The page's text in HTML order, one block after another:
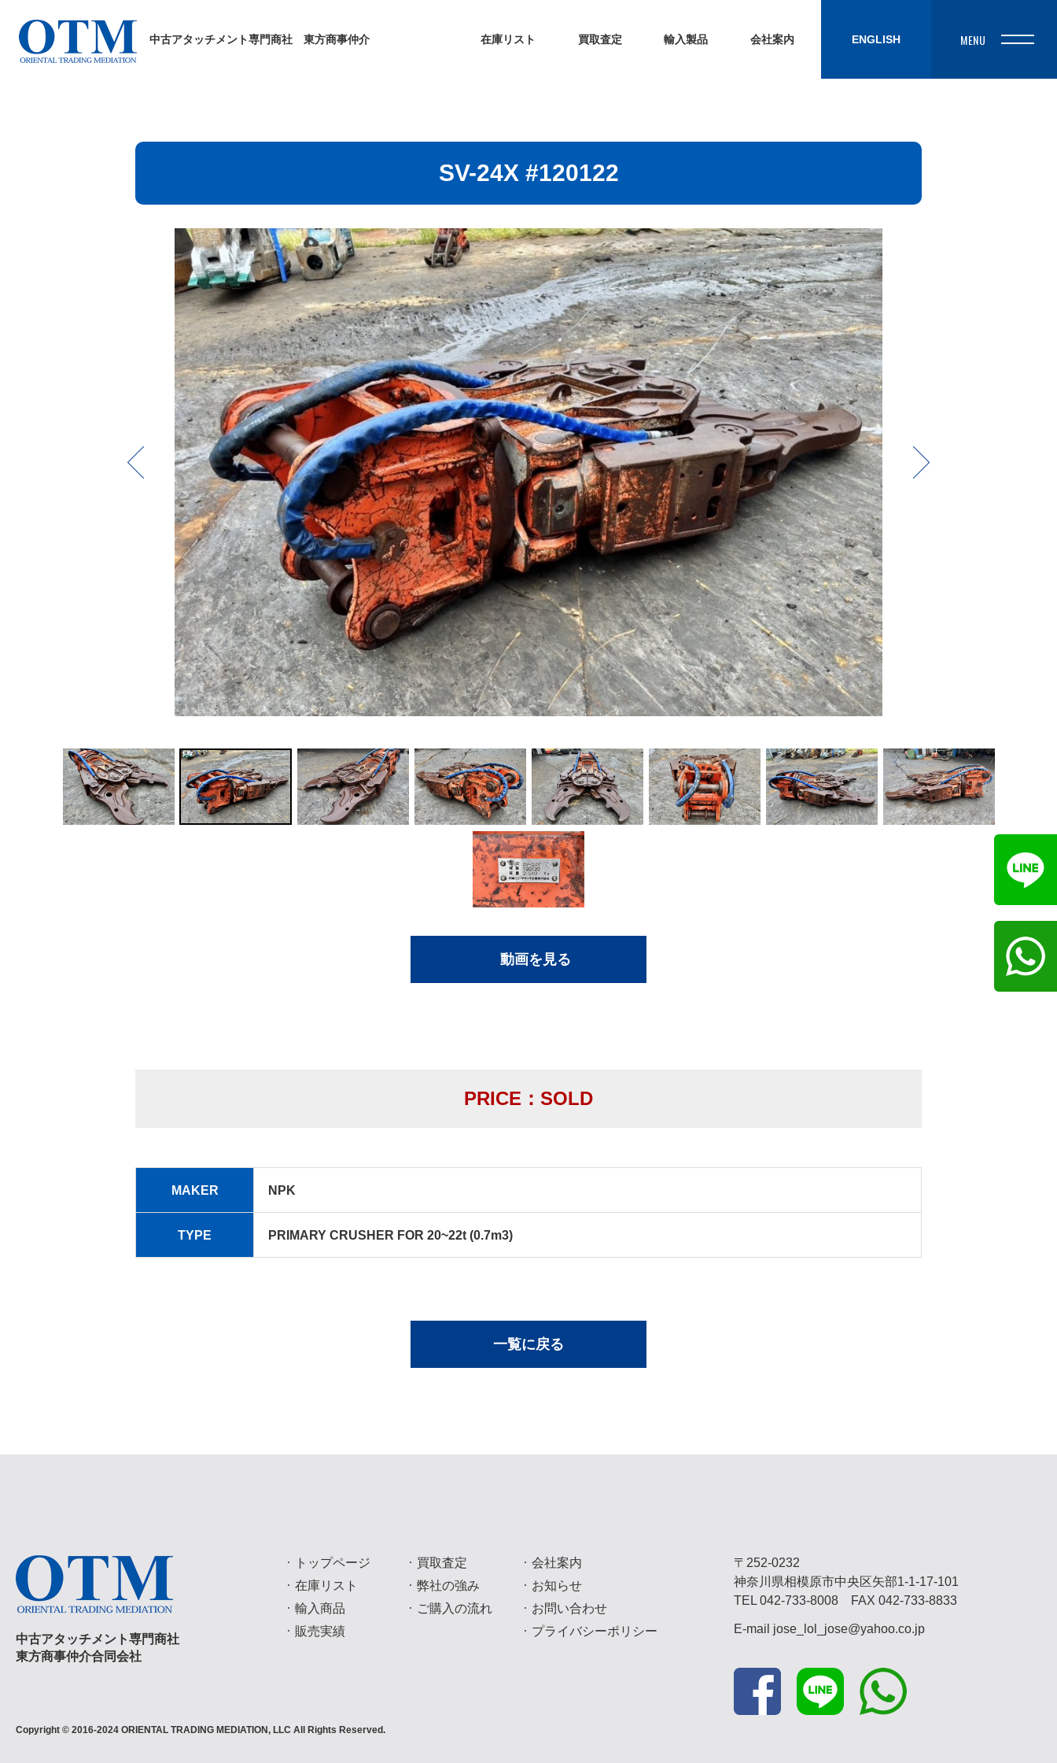
中古アタッチメント専門商社 東方商事仲介 在庫リスト 買取査定 輸入製品 会社案内 ENGLISH
SV-24X #120122
動画を見る
PRICE：SOLD
MAKER NPK
TYPE PRIMARY CRUSHER FOR 20~22t (0.7m3)
一覧に戻る
中古アタッチメント専門商社
東方商事仲介合同会社
トップページ
在庫リスト
輸入商品
販売実績
買取査定
弊社の強み
ご購入の流れ
会社案内
お知らせ
お問い合わせ
プライバシーポリシー
〒252-0232
神奈川県相模原市中央区矢部1-1-17-101
TEL 042-733-8008FAX 042-733-8833
E-mail jose_lol_jose@yahoo.co.jp
Copyright © 2016-2024 ORIENTAL TRADING MEDIATION, LLC All Rights Reserved.